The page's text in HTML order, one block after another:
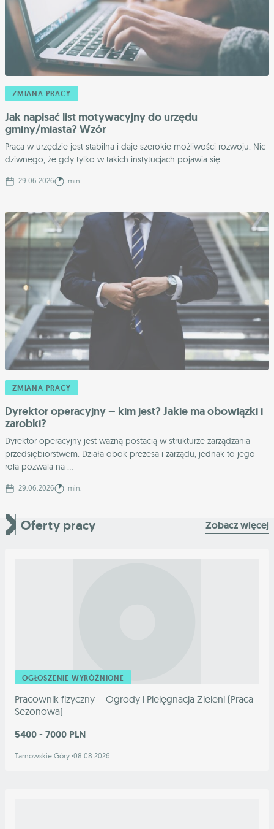
ZMIANA PRACY
Jak napisać list motywacyjny do urzędu
gminy/miasta? Wzór
Praca w urzędzie jest stabilna i daje szerokie możliwości rozwoju. Nic
dziwnego, że gdy tylko w takich instytucjach pojawia się ...
29.06.2026 min.
ZMIANA PRACY
Dyrektor operacyjny – kim jest? Jakie ma obowiązki i
zarobki?
Dyrektor operacyjny jest ważną postacią w strukturze zarządzania
przedsiębiorstwem. Działa obok prezesa i zarządu, jednak to jego
rola pozwala na ...
29.06.2026 min.
Oferty pracy Zobacz więcej
OGŁOSZENIE WYRÓŻNIONE
Pracownik fizyczny – Ogrody i Pielęgnacja Zieleni (Praca
Sezonowa)
5400 - 7000 PLN
Tarnowskie Góry 08.08.2026